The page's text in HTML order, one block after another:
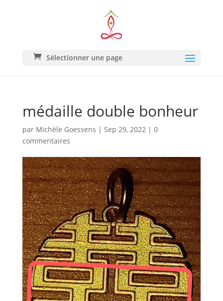
Sélectionner une page
médaille double bonheur
par Michèle Goessens | Sep 29, 2022| 0
commentaires